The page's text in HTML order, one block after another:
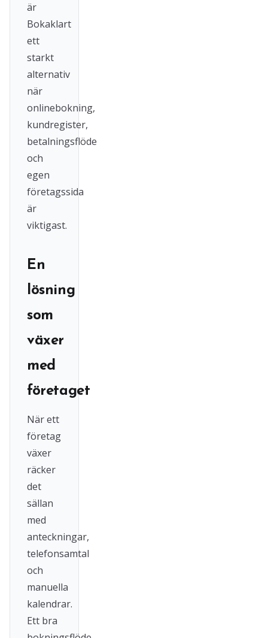
är
Bokaklart
ett
starkt
alternativ
när
onlinebokning,
kundregister,
betalningsflöde
och
egen
företagssida
är
viktigast.
En
lösning
som
växer
med
företaget
När ett
företag
växer
räcker
det
sällan
med
anteckningar,
telefonsamtal
och
manuella
kalendrar.
Ett bra